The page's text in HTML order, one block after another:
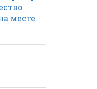
месте